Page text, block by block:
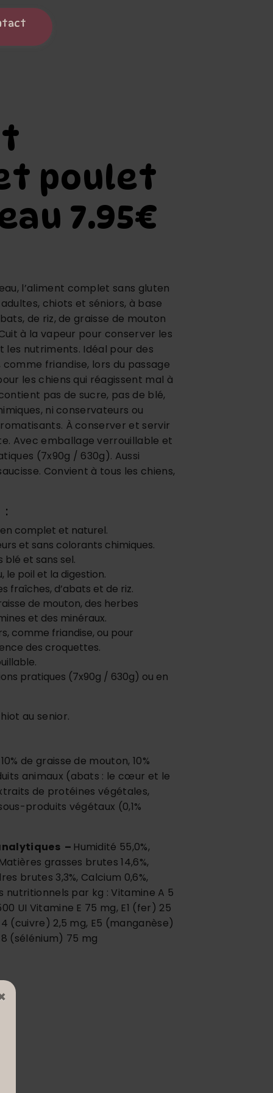
poulet
7.95€
l’aliment complet sans gluten
chiots et séniors, à base
de riz, de graisse de mouton
à la vapeur pour conserver les
les nutriments. Idéal pour des
friandise, lors du passage
les chiens qui réagissent mal à
pas de sucre, pas de blé,
ni conservateurs ou
À conserver et servir
Avec emballage verrouillable et
(7x90g / 630g). Aussi
Convient à tous les chiens,
:
complet et naturel.
et sans colorants chimiques.
blé et sans sel.
le poil et la digestion.
fraîches, d’abats et de riz.
de mouton, des herbes
et des minéraux.
comme friandise, ou pour
des croquettes.
pratiques (7x90g / 630g) ou en
au senior.
de graisse de mouton, 10%
animaux (abats : le cœur et le
de protéines végétales,
produits végétaux (0,1%
– Humidité 55,0%,
grasses brutes 14,6%,
brutes 3,3%, Calcium 0,6%,
nutritionnels par kg : Vitamine A 5
UI Vitamine E 75 mg, E1 (fer) 25
(cuivre) 2,5 mg, E5 (manganèse)
(sélénium) 75 mg